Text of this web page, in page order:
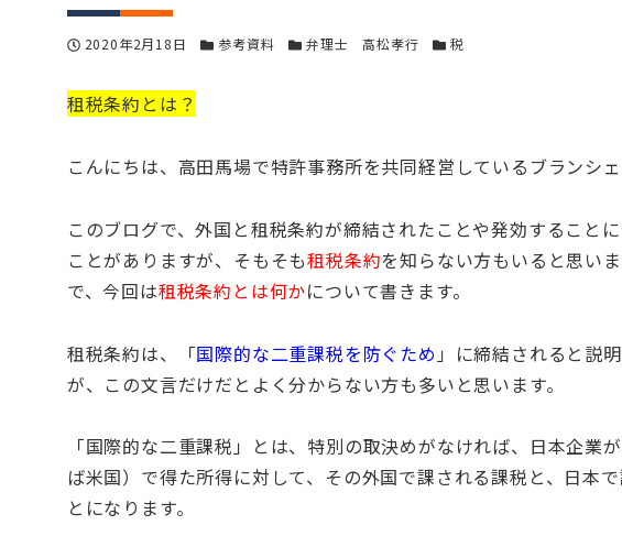
投稿日
2020年2月18日 カテゴリー
参考資料 カテゴリー
弁理士 高松孝行 カテゴリー
税
租税条約とは？
こんにちは、高田馬場で特許事務所を共同経営しているブランシ
このブログで、外国と租税条約が締結されたことや発効すること
ことがありますが、そもそも租税条約を知らない方もいると思い
で、今回は租税条約とは何かについて書きます。
租税条約は、「国際的な二重課税を防ぐため 」に締結されると説
が、この文言だけだとよく分からない方も多いと思います。
「国際的な二重課税」とは、特別の取決めがなければ、日本企業
ば米国）で得た所得に対して、その外国で課される課税と、日本
とになります。